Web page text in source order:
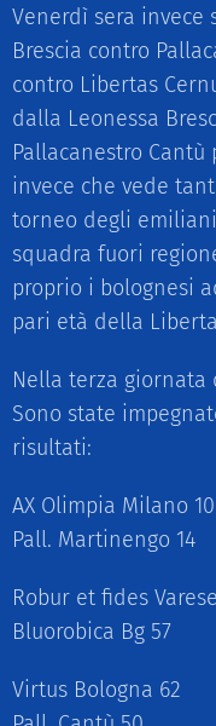
Venerdì sera invece
Brescia contro
contro Libertas
dalla Leonessa
Pallacanestro Cantù
invece che vede
torneo degli
squadra fuori
proprio i bolognesi
pari età della
Nella terza
Sono state
risultati:
AX Olimpia Milano
Pall. Martinengo 14
Robur et fides
Bluorobica Bg 57
Virtus Bologna 62